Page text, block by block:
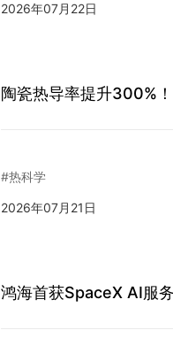
2026年07月22日
陶瓷热导率提升300%
#热科学
2026年07月21日
鸿海首获SpaceX AI服